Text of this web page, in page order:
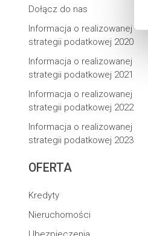
Dołącz do nas
Informacja o realizowanej
strategii podatkowej 2020
Informacja o realizowanej
strategii podatkowej 2021
Informacja o realizowanej
strategii podatkowej 2022
Informacja o realizowanej
strategii podatkowej 2023
OFERTA
Kredyty
Nieruchomości